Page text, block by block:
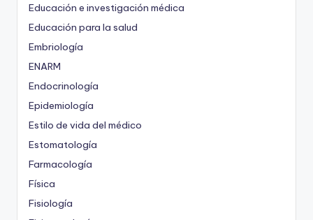
Educación e investigación médica
Educación para la salud
Embriología
ENARM
Endocrinología
Epidemiología
Estilo de vida del médico
Estomatología
Farmacología
Física
Fisiología